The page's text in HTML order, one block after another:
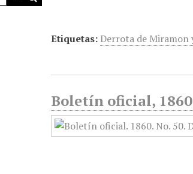
Etiquetas: Derrota de Miramon
Boletín oficial,